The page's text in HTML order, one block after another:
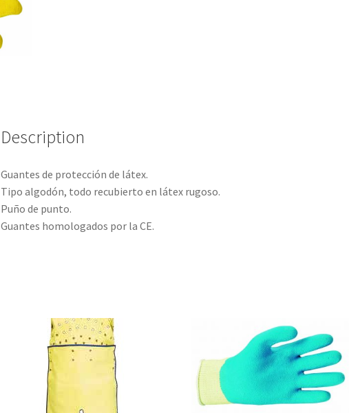
Description
Guantes de protección de látex.
Tipo algodón, todo recubierto en látex rugoso.
Puño de punto.
Guantes homologados por la CE.